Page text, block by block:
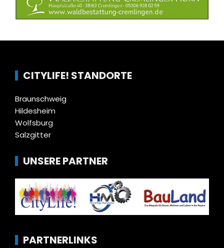
CITYLIFE! STANDORTE
Braunschweig
Hildesheim
Wolfsburg
Salzgitter
UNSERE PARTNER
PARTNERLINKS